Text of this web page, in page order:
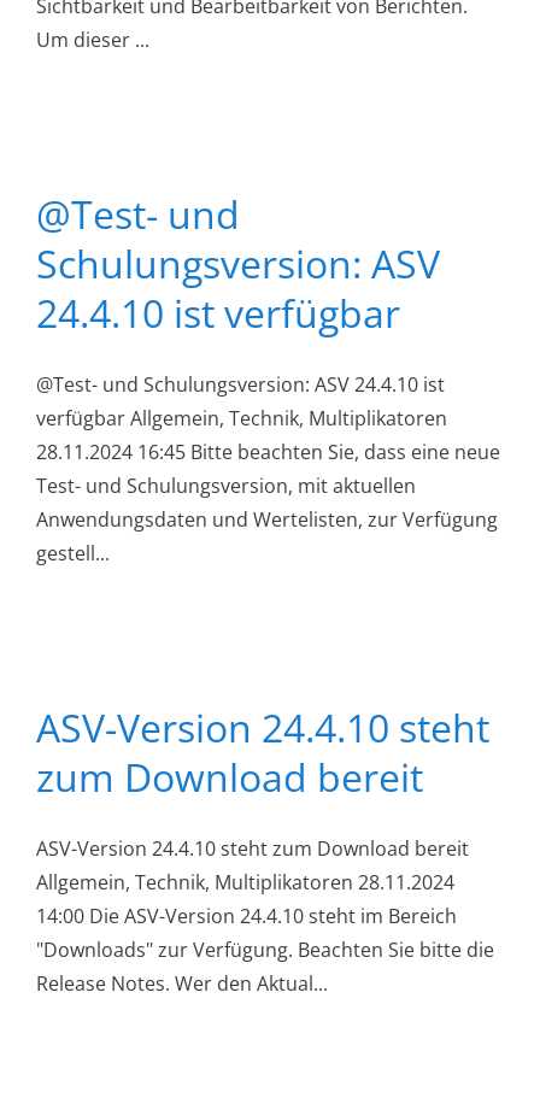
Sichtbarkeit und Bearbeitbarkeit von Berichten.
Um dieser ...
@Test- und
Schulungsversion: ASV
24.4.10 ist verfügbar
@Test- und Schulungsversion: ASV 24.4.10 ist
verfügbar Allgemein, Technik, Multiplikatoren
28.11.2024 16:45 Bitte beachten Sie, dass eine neue
Test- und Schulungsversion, mit aktuellen
Anwendungsdaten und Wertelisten, zur Verfügung
gestell...
ASV-Version 24.4.10 steht
zum Download bereit
ASV-Version 24.4.10 steht zum Download bereit
Allgemein, Technik, Multiplikatoren 28.11.2024
14:00 Die ASV-Version 24.4.10 steht im Bereich
"Downloads" zur Verfügung. Beachten Sie bitte die
Release Notes. Wer den Aktual...